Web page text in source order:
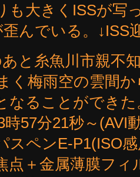
も大きくISSが写
んでいる。↓ISS
と糸魚川市親不
く梅雨空の雲間
なることができた
時57分21秒～
スペンE-P1(ISO
点＋金属薄膜フ